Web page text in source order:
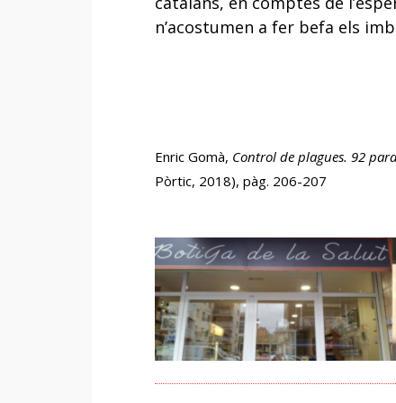
n’acostumen a fer befa els
Enric Gomà, Control de plagues. 92
Pòrtic, 2018), pàg. 206-207